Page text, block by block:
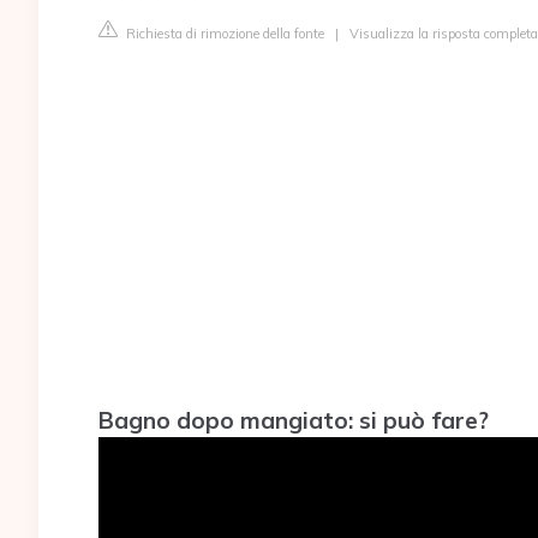
Richiesta di rimozione della fonte | Visualizza la risposta
Bagno dopo mangiato: si può fare?